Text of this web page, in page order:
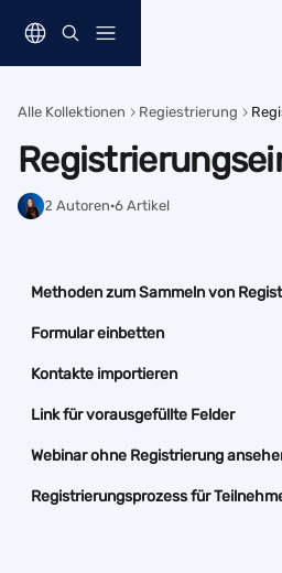
Alle Kollektionen Regiestrierung
2 Autoren·6 Artikel
Methoden zum Sammeln von
Formular einbetten
Kontakte importieren
Link für vorausgefüllte Felder
Webinar ohne Registrierung
Registrierungsprozess für